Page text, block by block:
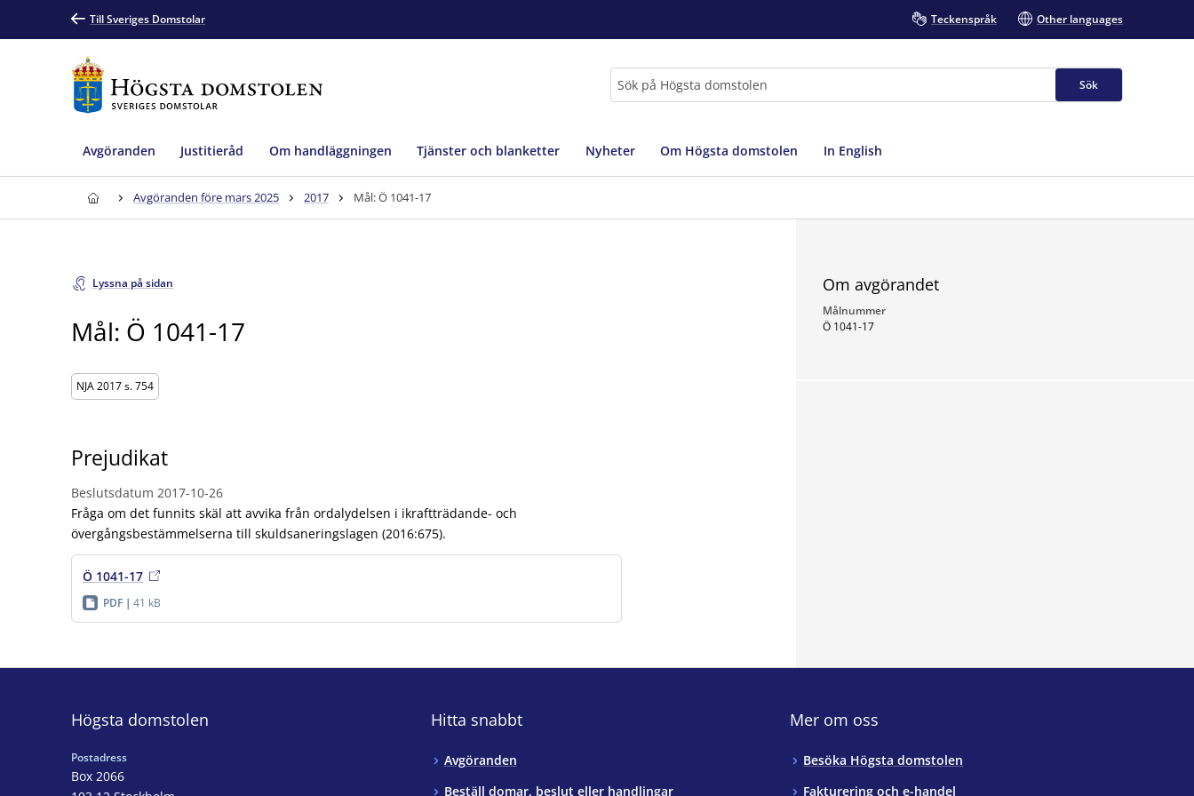
Till Sveriges Domstolar Teckenspråk Other languages
Sök
Avgöranden Justitieråd Om handläggningen Tjänster och blanketter Nyheter Om Högsta domstolen In English
Avgöranden före mars 2025 2017 Mål: Ö 1041-17
Lyssna på sidan
Mål: Ö 1041-17
NJA 2017 s. 754
Prejudikat
Beslutsdatum 2017-10-26
Fråga om det funnits skäl att avvika från ordalydelsen i ikraftträdande- och
övergångsbestämmelserna till skuldsaneringslagen (2016:675).
Ö 1041-17
PDF 41 kB
Om avgörandet
Målnummer
Ö 1041-17
Högsta domstolen
Postadress
Box 2066
Hitta snabbt
Avgöranden
Beställ domar, beslut eller handlingar
Mer om oss
Besöka Högsta domstolen
Fakturering och e-handel